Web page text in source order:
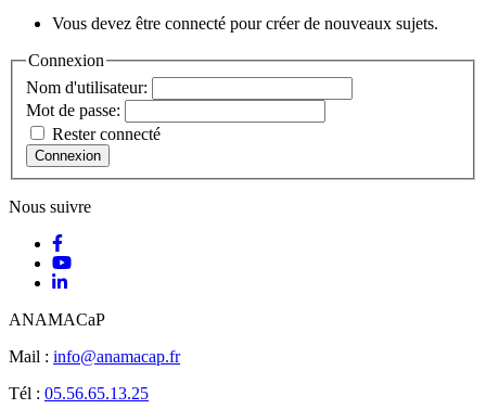
Vous devez être connecté pour créer de nouveaux sujets.
Connexion
Nom d'utilisateur:
Mot de passe:
Rester connecté
Connexion
Nous suivre
ANAMACaP
Mail : info@anamacap.fr
Tél : 05.56.65.13.25